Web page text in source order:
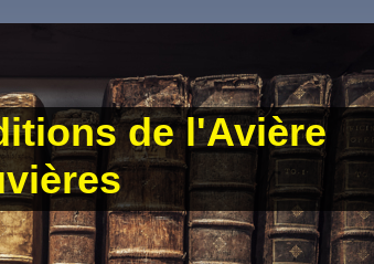
de l'Avière